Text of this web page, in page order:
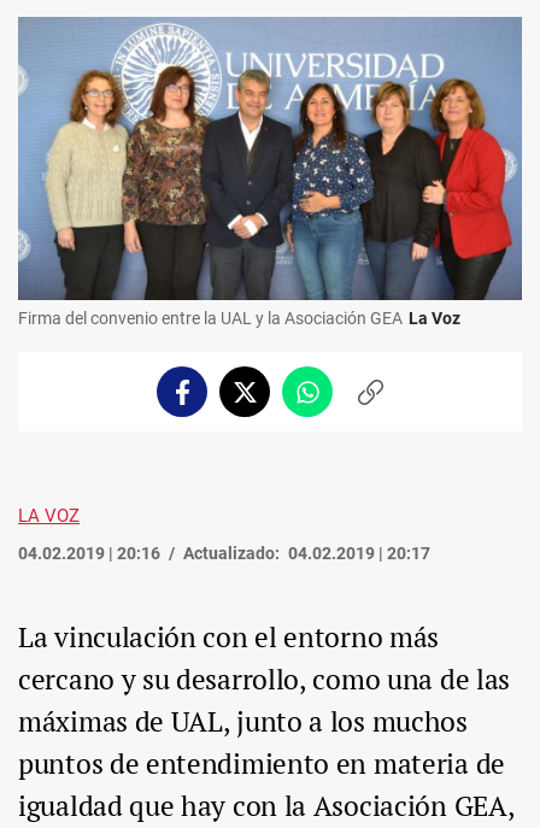
Firma del convenio entre la UAL y la Asociación GEA La Voz
FacebookTwitterWhatsappCopiar
LA VOZ
04.02.2019 | 20:16 Actualizado: 04.02.2019 | 20:17
La vinculación con el entorno más
cercano y su desarrollo, como una de las
máximas de UAL, junto a los muchos
puntos de entendimiento en materia de
igualdad que hay con la Asociación GEA,